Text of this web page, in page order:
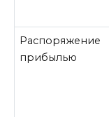
Распоряжение
прибылью